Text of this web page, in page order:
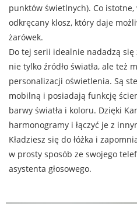
punktów świetlnych). Co
odkręcany klosz, który daje
żarówek.
Do tej serii idealnie nadadzą się
nie tylko źródło światła, ale też
personalizacji oświetlenia. Są
mobilną i posiadają funkcję
barwy światła i koloru. Dzięki
harmonogramy i łączyć je z
Kładziesz się do łóżka i
w prosty sposób ze swojego
asystenta głosowego.